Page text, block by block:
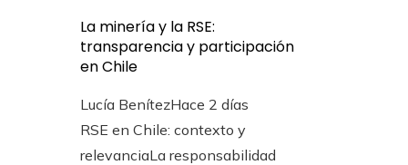
La minería y la RSE:
transparencia y participación
en Chile
Lucía BenítezHace 2 días
RSE en Chile: contexto y
relevanciaLa responsabilidad